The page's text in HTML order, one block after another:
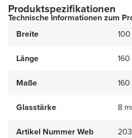
Produktspezifikationen
Technische Informationen zum
Breite
Länge
Maße
Glasstärke 8
Artikel Nummer Web